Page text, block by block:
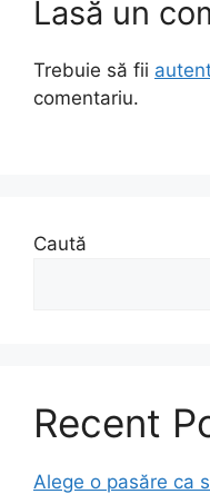
Lasă un
Trebuie să fii
comentariu.
Caută
Recent
Alege o pasăre ca